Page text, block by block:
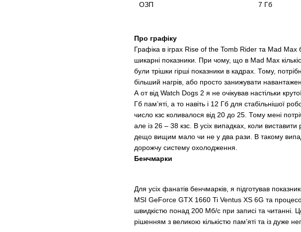
ОЗП 7 Гб
Про графіку
Графіка в іграх Rise of the Tomb Rider та Mad
шикарні показники. При чому, що в Mad Max
були трішки гірші показники в кадрах. Тому,
більший нагрів, або просто занижувати
А от від Watch Dogs 2 я не очікував настільки
Гб пам’яті, а то навіть і 12 Гб для стабільнішої
число кзс коливалося від 20 до 25. Тому мені
але із 26 – 38 кзс. В усіх випадках, коли
дещо вищим мало чи не у два рази. В такому
дорожчу систему охолодження.
Бенчмарки
Для усіх фанатів бенчмарків, я підготував
MSI GeForce GTX 1660 Ti Ventus XS 6G та
швидкістю понад 200 Мб/с при записі та читанні.
рішенням з великою кількістю пам’яті та із дуже